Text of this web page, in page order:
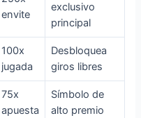
envite
exclusivo
principal
100x
jugada
Desbloquea
giros libres
75x
apuesta
Símbolo de
alto premio